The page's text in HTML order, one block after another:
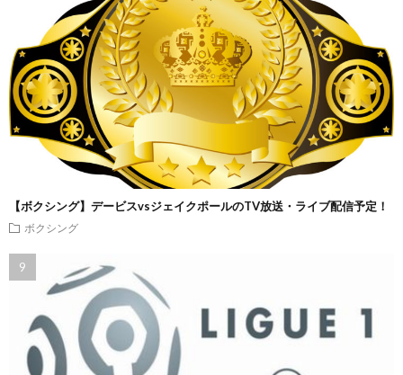
【ボクシング】デービスvsジェイクポールのTV放送・ライブ配信予定！
ボクシング